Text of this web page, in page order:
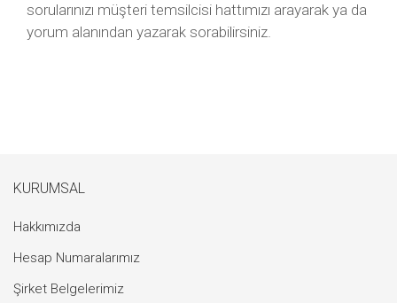
sorularınızı müşteri temsilcisi hattımızı arayarak ya da
yorum alanından yazarak sorabilirsiniz.
KURUMSAL
Hakkımızda
Hesap Numaralarımız
Şirket Belgelerimiz